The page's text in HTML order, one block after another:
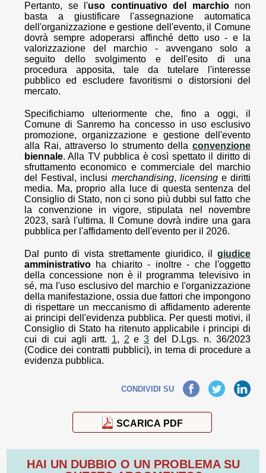
Pertanto, se l'uso continuativo del marchionon
basta a giustificare l'assegnazione automatica
dell'organizzazione e gestione dell'evento, il Comune
dovrà sempre adoperarsi affinché detto uso - e la
valorizzazione del marchio - avvengano solo a
seguito dello svolgimento e dell'esito di una
procedura apposita, tale da tutelare l'interesse
pubblico ed escludere favoritismi o distorsioni del
mercato.
Specifichiamo ulteriormente che, fino a oggi, il
Comune di Sanremo ha concesso in uso esclusivo
promozione, organizzazione e gestione dell'evento
alla Rai, attraverso lo strumento della convenzione
biennale. Alla TV pubblica è così spettato il diritto di
sfruttamento economico e commerciale del marchio
del Festival, inclusi merchandising, licensinge diritti
media. Ma, proprio alla luce di questa sentenza del
Consiglio di Stato, non ci sono più dubbi sul fatto che
la convenzione in vigore, stipulata nel novembre
2023, sarà l'ultima. Il Comune dovrà indire una gara
pubblica per l'affidamento dell'evento per il 2026.
Dal punto di vista strettamente giuridico, il giudice
amministrativo ha chiarito - inoltre - che l'oggetto
della concessione non è il programma televisivo in
sé, ma l'uso esclusivo del marchio e l'organizzazione
della manifestazione, ossia due fattori che impongono
di rispettare un meccanismo di affidamento aderente
ai principi dell'evidenza pubblica. Per questi motivi, il
Consiglio di Stato ha ritenuto applicabile i principi di
cui di cui agli artt. 1, 2 e3 del D.Lgs. n. 36/2023
(Codice dei contratti pubblici), in tema di procedure a
evidenza pubblica.
CONDIVIDI SUFacebook TwitterLinkedIn
SCARICA PDF
HAI UN DUBBIO O UN PROBLEMA SU